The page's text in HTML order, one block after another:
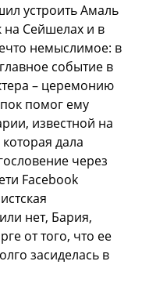
устроить Амаль
на Сейшелах и в
немыслимое: в
событие в
– церемонию
помог ему
известной на
дала
через
Facebook
нет, Бария,
от того, что ее
засиделась в